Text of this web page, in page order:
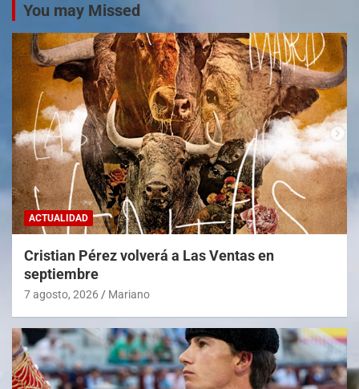
You may Missed
ACTUALIDAD
Cristian Pérez volverá a Las Ventas en
septiembre
7 agosto, 2026 Mariano